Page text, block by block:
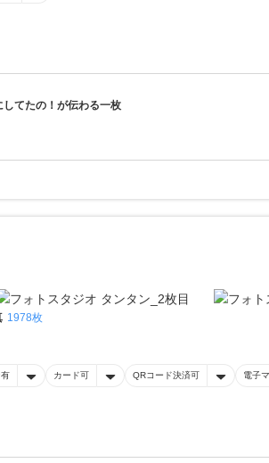
てたの！が伝わる一枚
1978枚
カード可 QRコード決済可 電子